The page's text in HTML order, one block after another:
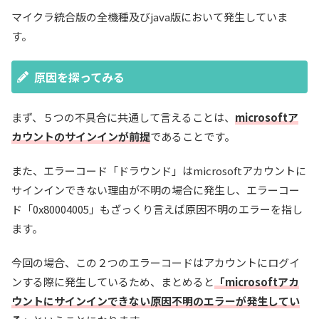
マイクラ統合版の全機種及びjava版において発生していま
す。
原因を探ってみる
まず、５つの不具合に共通して言えることは、 microsoftア
カウントのサインインが前提であることです。
また、エラーコード「ドラウンド」はmicrosoftアカウントに
サインインできない理由が不明の場合に発生し、エラーコー
ド「0x80004005」もざっくり言えば原因不明のエラーを指し
ます。
今回の場合、この２つのエラーコードはアカウントにログイ
ンする際に発生しているため、まとめると 「microsoftアカ
ウントにサインインできない原因不明のエラーが発生してい